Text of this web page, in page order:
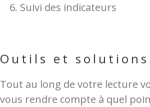
Suivi des indicateurs
Outils et solutions
Tout au long de votre lecture
vous rendre compte à quel